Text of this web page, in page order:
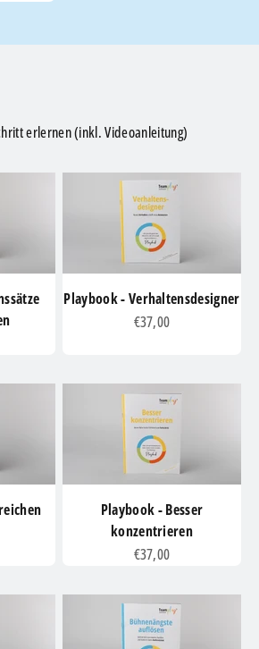
erlernen (inkl. Videoanleitung)
Playbook - Verhaltensdesigner
Angebot
€37,00
Playbook - Besser
konzentrieren
Angebot
€37,00